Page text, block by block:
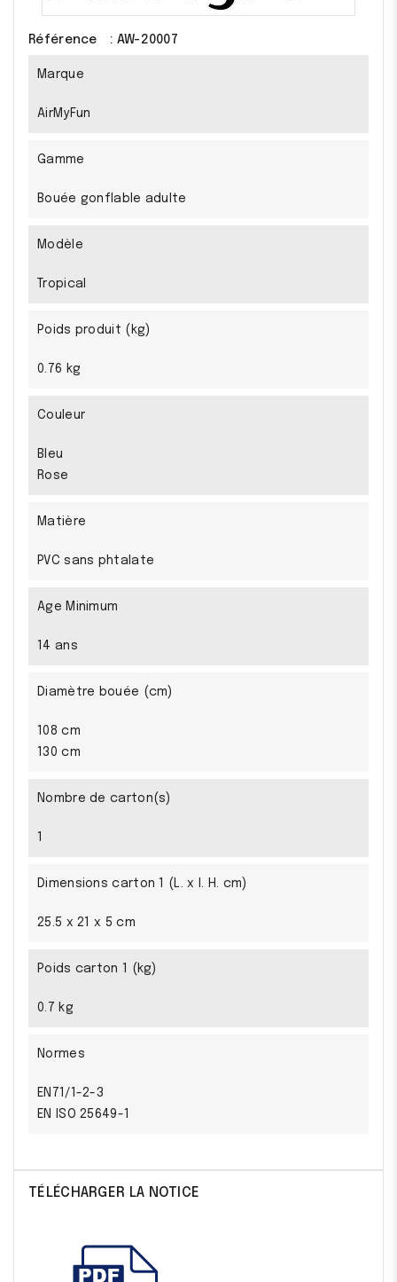
Référence : AW-20007
Marque
AirMyFun
Gamme
Bouée gonflable adulte
Modèle
Tropical
Poids produit (kg)
0.76 kg
Couleur
Bleu
Rose
Matière
PVC sans phtalate
Age Minimum
14 ans
Diamètre bouée (cm)
108 cm
130 cm
Nombre de carton(s)
Dimensions carton 1 (L. x l. H. cm)
25.5 x 21 x 5 cm
Poids carton 1 (kg)
0.7 kg
Normes
EN71/1-2-3
EN ISO 25649-1
TÉLÉCHARGER LA NOTICE